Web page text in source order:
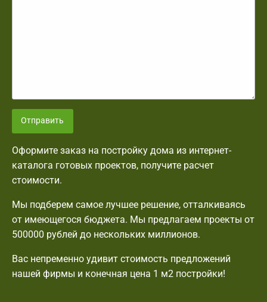
Отправить
Оформите заказ на постройку дома из интернет-
каталога готовых проектов, получите расчет
стоимости.
Мы подберем самое лучшее решение, отталкиваясь
от имеющегося бюджета. Мы предлагаем проекты от
500000 рублей до нескольких миллионов.
Вас непременно удивит стоимость предложений
нашей фирмы и конечная цена 1 м2 постройки!